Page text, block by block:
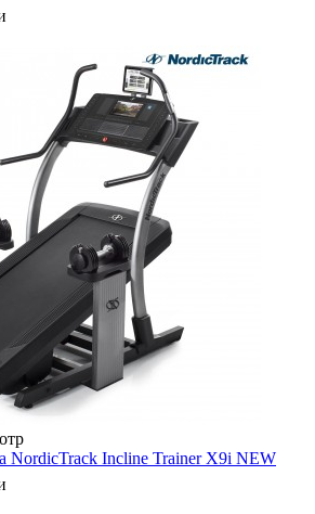
NordicTrack Incline Trainer X9i NEW